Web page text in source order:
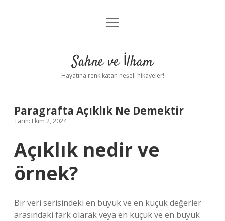
Anasayfa
Yasal Uyarı
menüyü
Sahne ve İlham
Hayatına renk katan neşeli hikayeler!
Paragrafta Açıklık Ne Demektir
Tarih: Ekim 2, 2024
Açıklık nedir ve
örnek?
Bir veri serisindeki en büyük ve en küçük değerler
arasındaki fark olarak veya en küçük ve en büyük